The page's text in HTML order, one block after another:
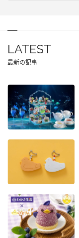
LATEST
最新の記事